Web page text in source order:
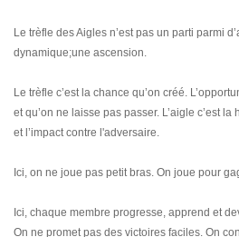
Le trèfle des Aigles n’est pas un parti parmi
dynamique;une ascension.
Le trèfle c’est la chance qu’on créé.
et qu’on ne laisse pas passer. L’aigle c’est
et l’impact contre l'adversaire.
Ici, on ne joue pas petit bras. On joue pour
Ici, chaque membre progresse, apprend et
On ne promet pas des victoires faciles. On